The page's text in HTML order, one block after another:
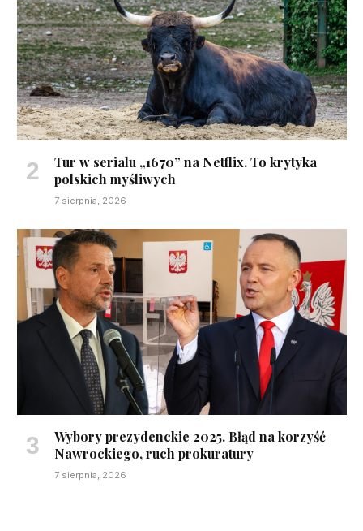
Tur w serialu „1670” na Netflix. To krytyka
polskich myśliwych
7 sierpnia, 2026
Wybory prezydenckie 2025. Błąd na korzyść
Nawrockiego, ruch prokuratury
7 sierpnia, 2026